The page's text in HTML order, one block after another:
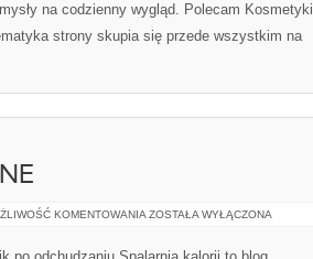
na codzienny wygląd. Polecam Kosmetyki
strony skupia się przede wszystkim na
KOMENTOWANIA METODY
ZOSTAŁA WYŁĄCZONA